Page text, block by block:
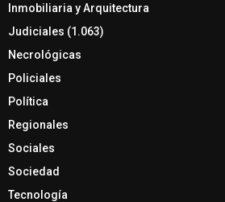
Inmobiliaria y Arquitectura
Judiciales (1.063)
Necrológicas
Policiales
Política
Regionales
Sociales
Sociedad
Tecnología